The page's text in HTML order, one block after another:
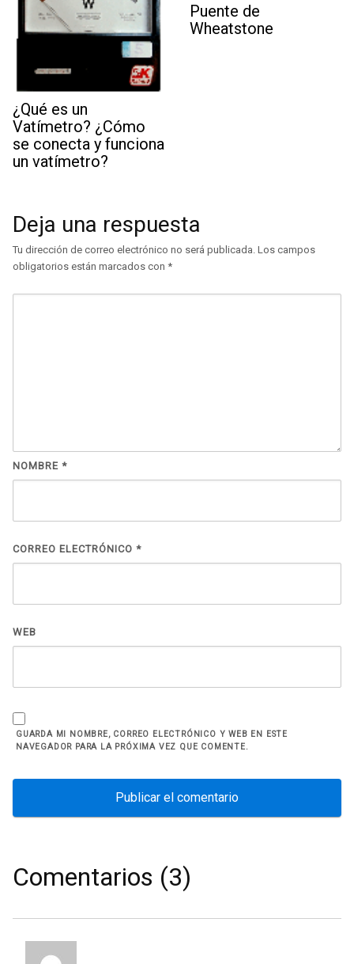
¿Qué es un
Vatímetro? ¿Cómo
se conecta y funciona
un vatímetro?
Puente de
Wheatstone
Deja una respuesta
Tu dirección de correo electrónico no será publicada. Los campos
obligatorios están marcados con *
NOMBRE *
CORREO ELECTRÓNICO *
WEB
GUARDA MI NOMBRE, CORREO ELECTRÓNICO Y WEB EN ESTE
NAVEGADOR PARA LA PRÓXIMA VEZ QUE COMENTE.
Comentarios (3)